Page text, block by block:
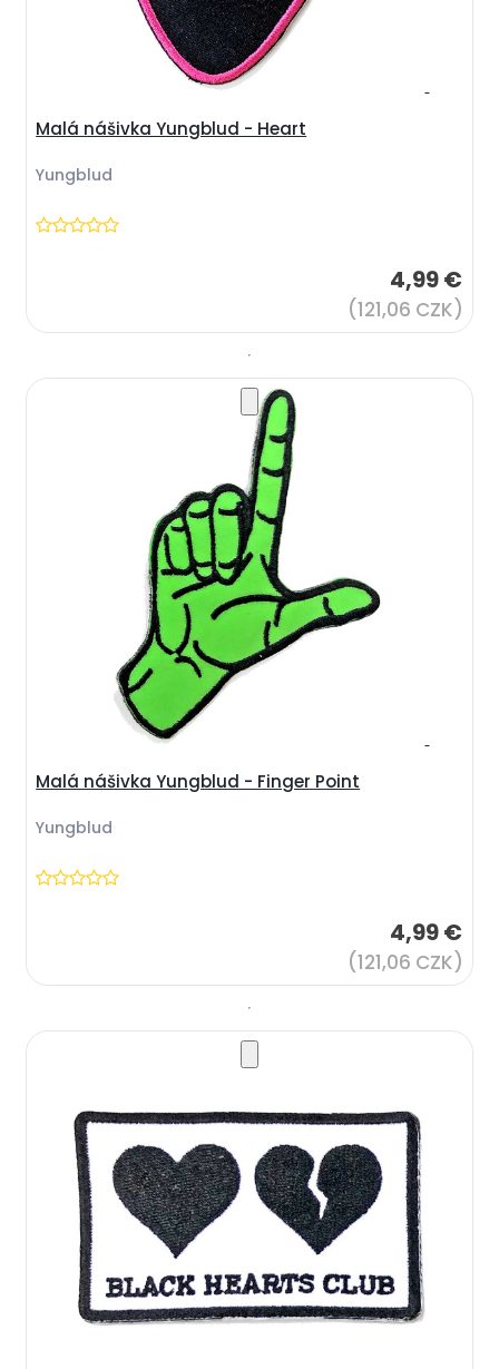
Malá nášivka Yungblud - Heart
Yungblud
4,99 €
(121,06 CZK)
Malá nášivka Yungblud - Finger Point
Yungblud
4,99 €
(121,06 CZK)